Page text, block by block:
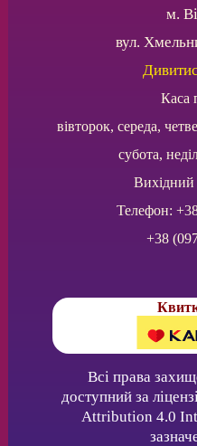
м.
вул.
Каса
вівторок, середа,
субота,
Вихідний
Телефон:
+38
Всі права
доступний за
Attribution 4.0